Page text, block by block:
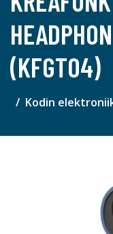
(KFGT04)
Kodin